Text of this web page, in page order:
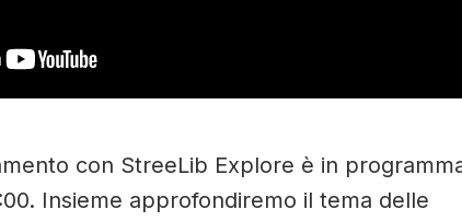
con StreeLib Explore è in
Insieme approfondiremo il tema delle